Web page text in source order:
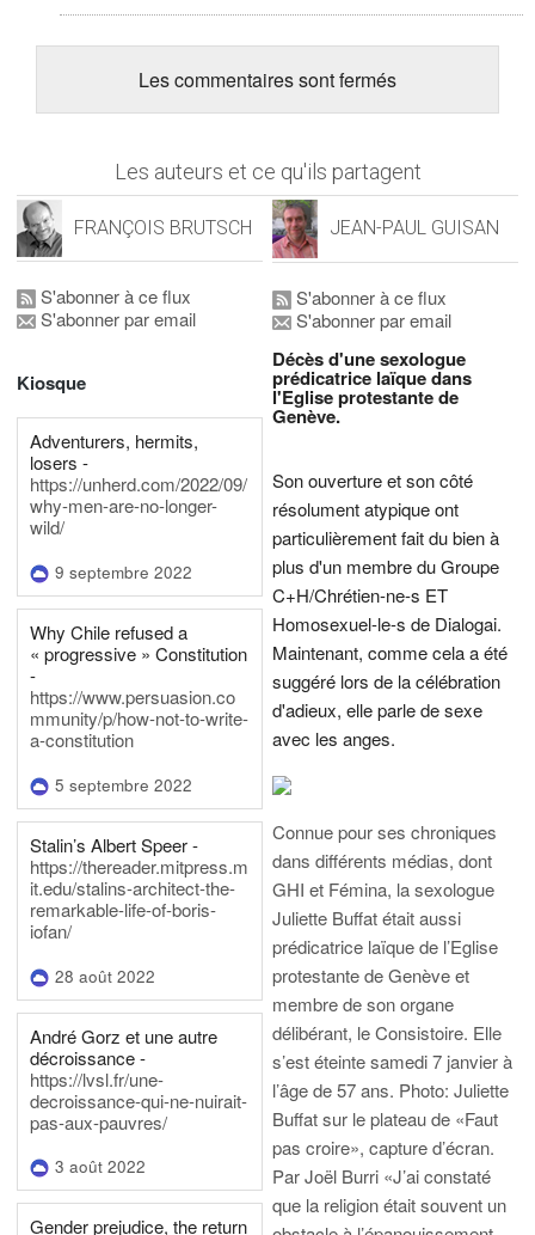
Les commentaires sont fermés
Les auteurs et ce qu'ils partagent
FRANÇOIS BRUTSCH
S'abonner à ce flux
S'abonner par email
Kiosque
Adventurers, hermits,
losers -
https://unherd.com/2022/09/
why-men-are-no-longer-
wild/
9 septembre 2022
Why Chile refused a
« progressive » Constitution
-
https://www.persuasion.co
mmunity/p/how-not-to-write-
a-constitution
5 septembre 2022
Stalin’s Albert Speer -
https://thereader.mitpress.m
it.edu/stalins-architect-the-
remarkable-life-of-boris-
iofan/
28 août 2022
André Gorz et une autre
décroissance -
https://lvsl.fr/une-
decroissance-qui-ne-nuirait-
pas-aux-pauvres/
3 août 2022
Gender prejudice, the return
JEAN-PAUL GUISAN
S'abonner à ce flux
S'abonner par email
Décès d'une sexologue
prédicatrice laïque dans
l'Eglise protestante de
Genève.
Son ouverture et son côté
résolument atypique ont
particulièrement fait du bien à
plus d'un membre du Groupe
C+H/Chrétien-ne-s ET
Homosexuel-le-s de Dialogai.
Maintenant, comme cela a été
suggéré lors de la célébration
d'adieux, elle parle de sexe
avec les anges.
Connue pour ses chroniques
dans différents médias, dont
GHI et Fémina, la sexologue
Juliette Buffat était aussi
prédicatrice laïque de l’Eglise
protestante de Genève et
membre de son organe
délibérant, le Consistoire. Elle
s’est éteinte samedi 7 janvier à
l’âge de 57 ans. Photo: Juliette
Buffat sur le plateau de «Faut
pas croire», capture d’écran.
Par Joël Burri «J’ai constaté
que la religion était souvent un